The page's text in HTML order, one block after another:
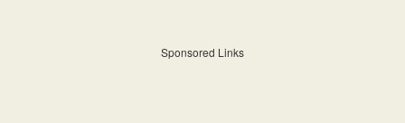
Sponsored Links